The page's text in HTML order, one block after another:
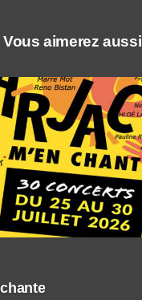
Vous aimerez aussi